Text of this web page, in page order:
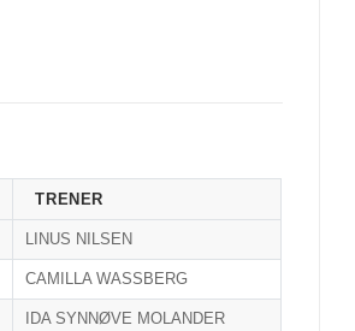
TRENER
LINUS NILSEN
CAMILLA WASSBERG
IDA SYNNØVE MOLANDER